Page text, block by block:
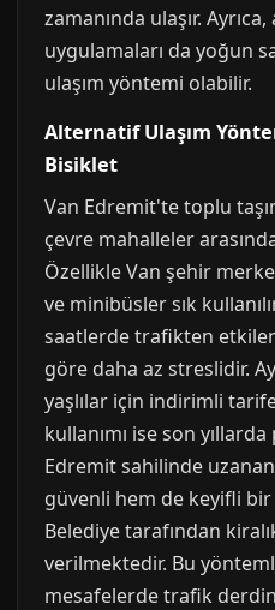
zamanında ulaşır. Ayrıca,
uygulamaları da yoğun
ulaşım yöntemi olabilir.
Alternatif Ulaşım
Bisiklet
Van Edremit'te toplu
çevre mahalleler
Özellikle Van şehir
ve minibüsler sık
saatlerde trafikten
göre daha az streslidir.
yaşlılar için indirimli
kullanımı ise son
Edremit sahilinde
güvenli hem de keyifli bir
Belediye tarafından
verilmektedir. Bu
mesafelerde trafik